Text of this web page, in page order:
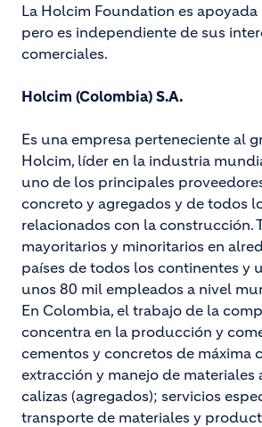
La Holcim Foundation es
pero es independiente de sus
comerciales.
Holcim (Colombia) S.A.
Es una empresa perteneciente al
Holcim, líder en la industria
uno de los principales
concreto y agregados y de todos
relacionados con la construcción.
mayoritarios y minoritarios en
países de todos los continentes y
unos 80 mil empleados a nivel
En Colombia, el trabajo de la
concentra en la producción y
cementos y concretos de máxima
extracción y manejo de materiales
calizas (agregados); servicios
transporte de materiales y